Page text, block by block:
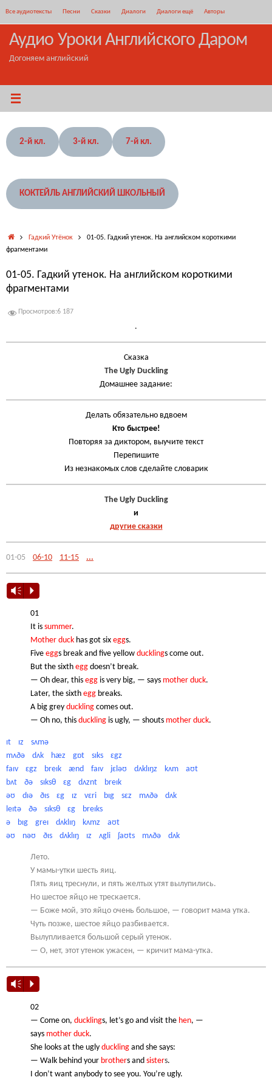
содержимому
Все аудиотексты Песни Сказки Диалоги Диалоги ещё Авторы
Аудио Уроки Английского Даром
Догоняем английский
2-й кл. 3-й кл. 7-й кл.
КОКТЕЙЛЬ АНГЛИЙСКИЙ ШКОЛЬНЫЙ
ГлавнаяГадкий Утёнок
01-05. Гадкий утенок. На английском короткими
фрагментами
01-05. Гадкий утенок. На английском короткими
фрагментами
Просмотров:6 187
.
Сказка
The Ugly Duckling
Домашнее задание:
Делать обязательно вдвоем
Кто быстрее!
Повторяя за диктором, выучите текст
Перепишите
Из незнакомых слов сделайте словарик
The Ugly Duckling
и
другие сказки
01-05 06-10 11-15 ...
Vm P
01
It is summer.
Mother duck has got six eggs.
Five eggs break and five yellow ducklings come out.
But the sixth egg doesn’t break.
— Oh dear, this egg is very big, — says mother duck.
Later, the sixth egg breaks.
A big grey duckling comes out.
— Oh no, this duckling is ugly, — shouts mother duck.
ɪt ɪz
sʌmə
mʌðə
dʌk hæz gɒt sɪks
ɛgz
faɪv
ɛgz breɪk ænd faɪv jɛləʊ dʌklɪŋz kʌm
aʊt
bʌt
ðə sɪksθ ɛg dʌznt
breɪk
əʊ
dɪə ðɪs ɛg ɪz vɛri bɪg sɛz mʌðə
dʌk
leɪtə
ðə sɪksθ ɛg
breɪks
ə
bɪg greɪ dʌklɪŋ kʌmz
aʊt
əʊ
nəʊ ðɪs dʌklɪŋ ɪz ʌgli ʃaʊts mʌðə dʌk
Лето.
У мамы-утки шесть яиц.
Пять яиц треснули, и пять желтых утят вылупились.
Но шестое яйцо не трескается.
— Боже мой, это яйцо очень большое, — говорит мама утка.
Чуть позже, шестое яйцо разбивается.
Вылупливается большой серый утенок.
— О, нет, этот утенок ужасен, — кричит мама-утка.
Vm P
02
— Come on, ducklings, let’s go and visit the hen, —
says mother duck.
She looks at the ugly duckling and she says:
— Walk behind your brothers and sisters.
I don’t want anybody to see you. You’re ugly.